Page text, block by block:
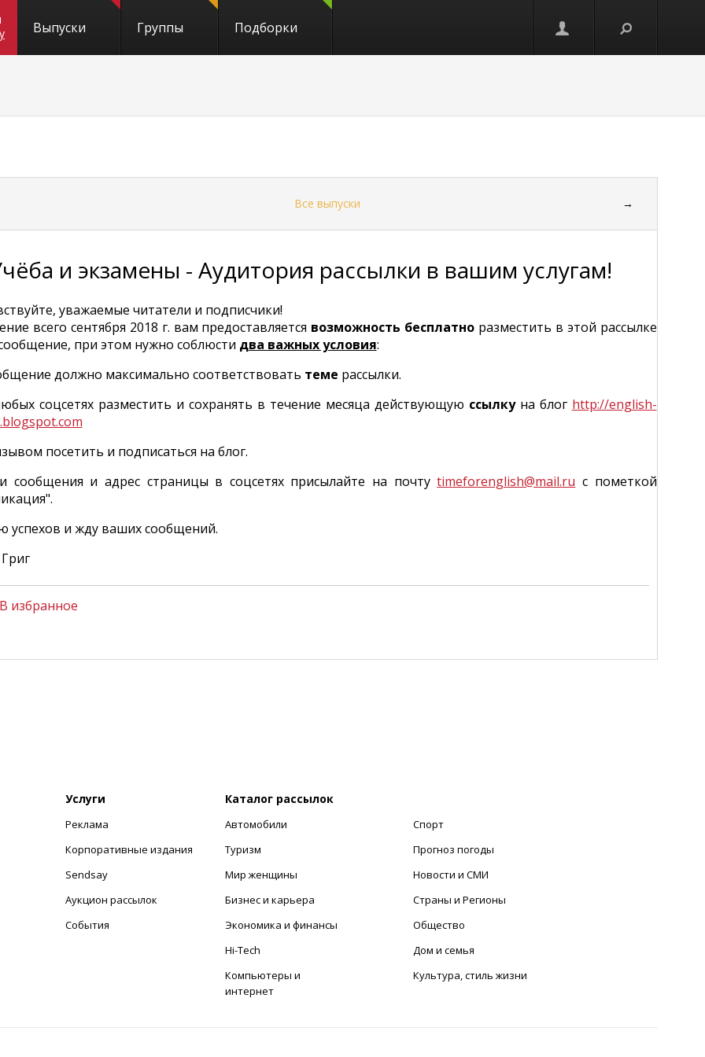
Выпуски Группы Подборки
Все выпуски →
и экзамены - Аудитория рассылки в вашим услугам!
уважаемые читатели и подписчики!
всего сентября 2018 г. вам предоставляется возможность бесплатно разместить в этой рассылке
при этом нужно соблюсти два важных условия:
должно максимально соответствовать теме рассылки.
соцсетях разместить и сохранять в течение месяца действующую ссылкуна блог http://english-
посетить и подписаться на блог.
сообщения и адрес страницы в соцсетях присылайте на почтуtimeforenglish@mail.ru с пометкой
успехов и жду ваших сообщений.
В избранное
Услуги
Реклама
Корпоративные издания
Sendsay
Аукцион рассылок
События
Каталог рассылок
Автомобили
Туризм
Мир женщины
Бизнес и карьера
Экономика и финансы
Hi-Tech
Компьютеры и
интернет
Спорт
Прогноз погоды
Новости и СМИ
Страны и Регионы
Общество
Дом и семья
Культура, стиль жизни